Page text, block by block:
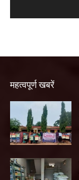
महत्वपूर्ण खबरें